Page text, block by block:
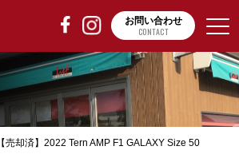
お問い合わせ
CONTACT
【売却済】2022 Tern AMP F1 GALAXY Size 50